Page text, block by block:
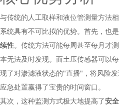
与传统的人工取样和液位管测量方法
系统具有不可比拟的优势。首先，也
续性。传统方法可能每周甚至每月才
本无法及时发现。而土压传感器可以
现了对渗滤液状态的"直播"，将风险
应急处置赢得了宝贵的时间窗口。
其次，这种监测方式极大地提高了安